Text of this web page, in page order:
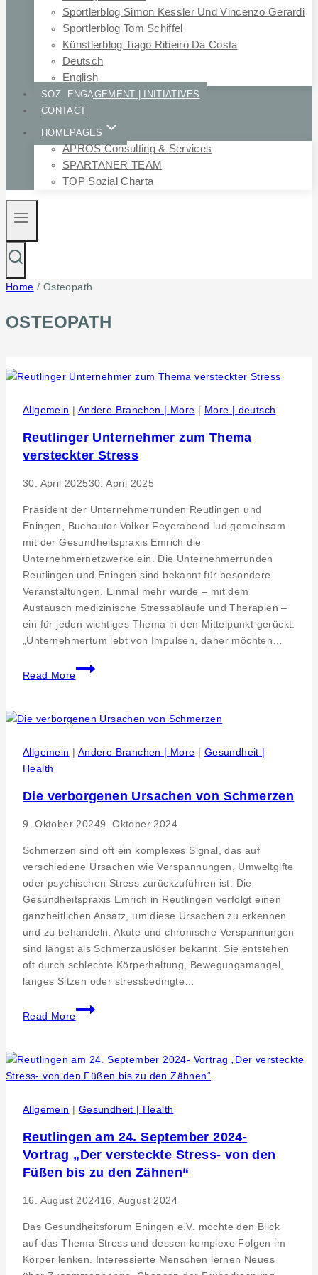
Sportlerblog Simon Kessler Und Vincenzo Gerardi
Sportlerblog Tom Schiffel
Künstlerblog Tiago Ribeiro Da Costa
Deutsch
English
SOZ. ENGAGEMENT | INITIATIVES
CONTACT
HOMEPAGES
APROS Consulting & Services
SPARTANER TEAM
TOP Sozial Charta
Home / Osteopath
OSTEOPATH
Allgemein | Andere Branchen | More | More | deutsch
Reutlinger Unternehmer zum Thema
versteckter Stress
30. April 202530. April 2025
Präsident der Unternehmerrunden Reutlingen und
Eningen, Buchautor Volker Feyerabend lud gemeinsam
mit der Gesundheitspraxis Emrich die
Unternehmernetzwerke ein. Die Unternehmerrunden
Reutlingen und Eningen sind bekannt für besondere
Veranstaltungen. Einmal mehr wurde – mit dem
Austausch medizinische Stressabläufe und Therapien –
ein für jeden wichtiges Thema in den Mittelpunkt gerückt.
„Unternehmertum lebt von Impulsen, daher möchten…
Read More
Reutlinger
Unternehmer
Thema
Stress
Allgemein | Andere Branchen | More | Gesundheit |
Health
Die verborgenen Ursachen von Schmerzen
9. Oktober 20249. Oktober 2024
Schmerzen sind oft ein komplexes Signal, das auf
verschiedene Ursachen wie Verspannungen, Umweltgifte
oder psychischen Stress zurückzuführen ist. Die
Gesundheitspraxis Emrich in Reutlingen verfolgt einen
ganzheitlichen Ansatz, um diese Ursachen zu erkennen
und zu behandeln. Akute und chronische Verspannungen
sind längst als Schmerzauslöser bekannt. Sie entstehen
oft durch schlechte Körperhaltung, Bewegungsmangel,
langes Sitzen oder stressbedingte…
Read More
Die
verborgenen
von
Schmerzen
Allgemein | Gesundheit | Health
Reutlingen am 24. September 2024-
Vortrag „Der versteckte Stress- von den
Füßen bis zu den Zähnen“
16. August 202416. August 2024
Das Gesundheitsforum Eningen e.V. möchte den Blick
auf das Thema Stress und dessen komplexe Folgen im
Körper lenken. Interessierte Menschen lernen Neues